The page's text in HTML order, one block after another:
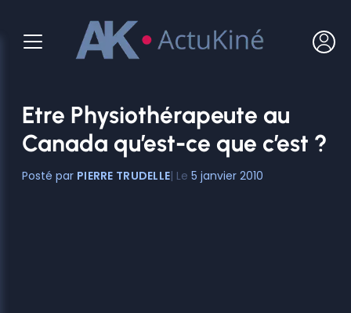
contenu
Etre Physiothérapeute au
Canada qu’est-ce que c’est ?
PIERRE TRUDELLE 5 janvier 2010